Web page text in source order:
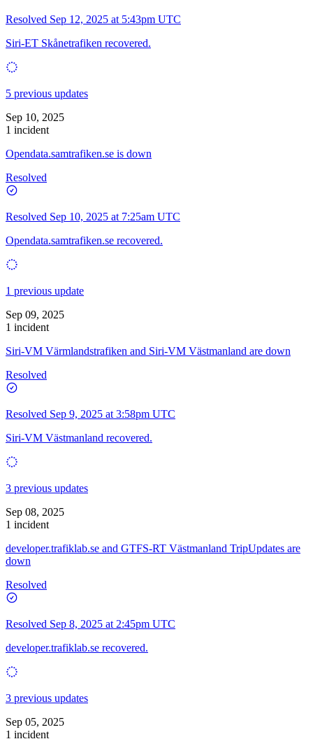
Resolved Sep 12, 2025 at 5:43pm UTC
Siri-ET Skånetrafiken recovered.
5 previous updates
Sep 10, 2025
1 incident
Opendata.samtrafiken.se is down
Resolved
Resolved Sep 10, 2025 at 7:25am UTC
Opendata.samtrafiken.se recovered.
1 previous update
Sep 09, 2025
1 incident
Siri-VM Värmlandstrafiken and Siri-VM Västmanland are down
Resolved
Resolved Sep 9, 2025 at 3:58pm UTC
Siri-VM Västmanland recovered.
3 previous updates
Sep 08, 2025
1 incident
developer.trafiklab.se and GTFS-RT Västmanland TripUpdates are
down
Resolved
Resolved Sep 8, 2025 at 2:45pm UTC
developer.trafiklab.se recovered.
3 previous updates
Sep 05, 2025
1 incident